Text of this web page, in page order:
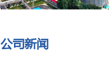
公司新闻